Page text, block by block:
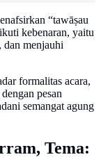
“tawāṣau
kebenaran, yaitu
dan menjauhi
formalitas acara,
pesan
semangat agung
Tema: